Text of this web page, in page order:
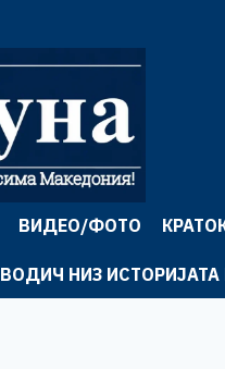
ВИДЕО/ФОТО
ВОДИЧ НИЗ